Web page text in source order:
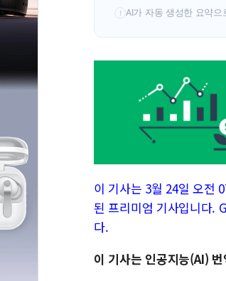
! AI가 자동 생성한 요약
이 기사는 3월 24일 오전
된 프리미엄 기사입니다.
다.
이 기사는 인공지능(AI)